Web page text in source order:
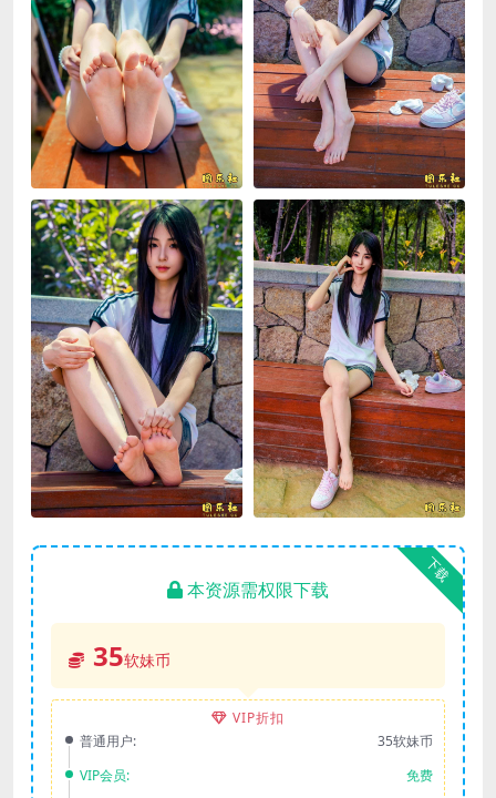
下载
本资源需权限下载
35软妹币
VIP折扣
普通用户:
35软妹币
VIP会员:
免费